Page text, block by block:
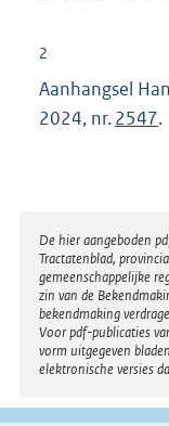
2
Aanhangsel
2024, nr.2547.
Disclaimer
De hier aangeboden
Tractatenblad,
gemeenschappelijke
zin van de
bekendmaking
Voor pdf-publicaties
vorm uitgegeven
elektronische versies